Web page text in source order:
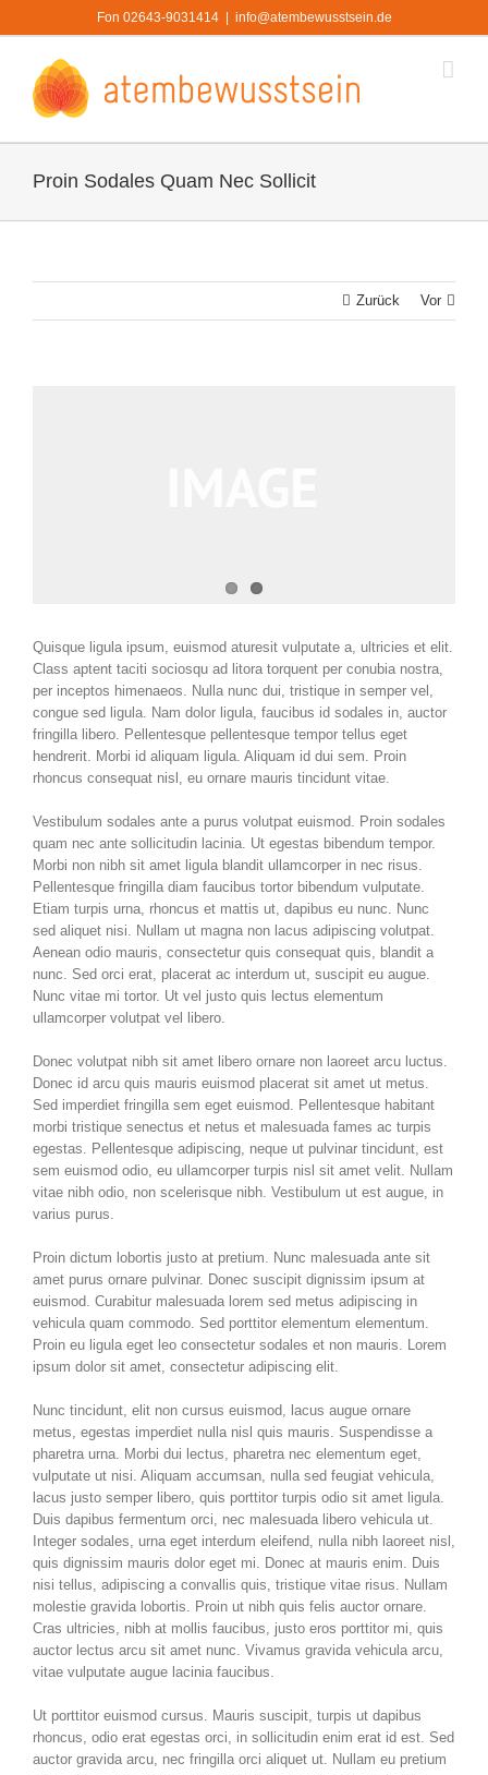
Inhalt
Fon 02643-9031414 info@atembewusstsein.de
Proin Sodales Quam Nec Sollicit
Zurück Vor
Quisque ligula ipsum, euismod aturesit vulputate a, ultricies et elit.
Class aptent taciti sociosqu ad litora torquent per conubia nostra,
per inceptos himenaeos. Nulla nunc dui, tristique in semper vel,
congue sed ligula. Nam dolor ligula, faucibus id sodales in, auctor
fringilla libero. Pellentesque pellentesque tempor tellus eget
hendrerit. Morbi id aliquam ligula. Aliquam id dui sem. Proin
rhoncus consequat nisl, eu ornare mauris tincidunt vitae.
Vestibulum sodales ante a purus volutpat euismod. Proin sodales
quam nec ante sollicitudin lacinia. Ut egestas bibendum tempor.
Morbi non nibh sit amet ligula blandit ullamcorper in nec risus.
Pellentesque fringilla diam faucibus tortor bibendum vulputate.
Etiam turpis urna, rhoncus et mattis ut, dapibus eu nunc. Nunc
sed aliquet nisi. Nullam ut magna non lacus adipiscing volutpat.
Aenean odio mauris, consectetur quis consequat quis, blandit a
nunc. Sed orci erat, placerat ac interdum ut, suscipit eu augue.
Nunc vitae mi tortor. Ut vel justo quis lectus elementum
ullamcorper volutpat vel libero.
Donec volutpat nibh sit amet libero ornare non laoreet arcu luctus.
Donec id arcu quis mauris euismod placerat sit amet ut metus.
Sed imperdiet fringilla sem eget euismod. Pellentesque habitant
morbi tristique senectus et netus et malesuada fames ac turpis
egestas. Pellentesque adipiscing, neque ut pulvinar tincidunt, est
sem euismod odio, eu ullamcorper turpis nisl sit amet velit. Nullam
vitae nibh odio, non scelerisque nibh. Vestibulum ut est augue, in
varius purus.
Proin dictum lobortis justo at pretium. Nunc malesuada ante sit
amet purus ornare pulvinar. Donec suscipit dignissim ipsum at
euismod. Curabitur malesuada lorem sed metus adipiscing in
vehicula quam commodo. Sed porttitor elementum elementum.
Proin eu ligula eget leo consectetur sodales et non mauris. Lorem
ipsum dolor sit amet, consectetur adipiscing elit.
Nunc tincidunt, elit non cursus euismod, lacus augue ornare
metus, egestas imperdiet nulla nisl quis mauris. Suspendisse a
pharetra urna. Morbi dui lectus, pharetra nec elementum eget,
vulputate ut nisi. Aliquam accumsan, nulla sed feugiat vehicula,
lacus justo semper libero, quis porttitor turpis odio sit amet ligula.
Duis dapibus fermentum orci, nec malesuada libero vehicula ut.
Integer sodales, urna eget interdum eleifend, nulla nibh laoreet nisl,
quis dignissim mauris dolor eget mi. Donec at mauris enim. Duis
nisi tellus, adipiscing a convallis quis, tristique vitae risus. Nullam
molestie gravida lobortis. Proin ut nibh quis felis auctor ornare.
Cras ultricies, nibh at mollis faucibus, justo eros porttitor mi, quis
auctor lectus arcu sit amet nunc. Vivamus gravida vehicula arcu,
vitae vulputate augue lacinia faucibus.
Ut porttitor euismod cursus. Mauris suscipit, turpis ut dapibus
rhoncus, odio erat egestas orci, in sollicitudin enim erat id est. Sed
auctor gravida arcu, nec fringilla orci aliquet ut. Nullam eu pretium